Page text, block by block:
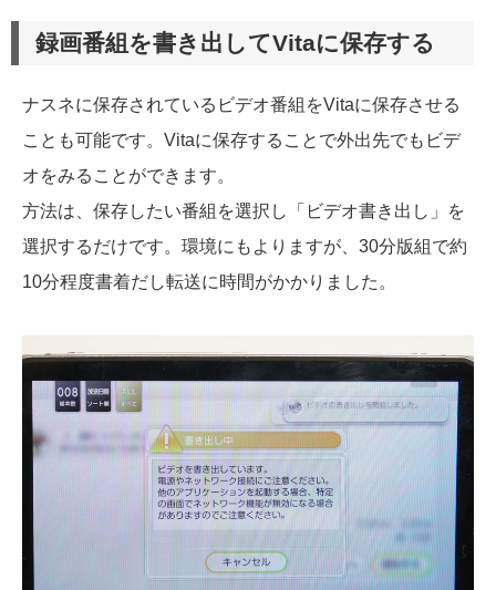
録画番組を書き出してVitaに保存する
ナスネに保存されているビデオ番組をVitaに保存させる
ことも可能です。Vitaに保存することで外出先でもビデ
オをみることができます。
方法は、保存したい番組を選択し「ビデオ書き出し」を
選択するだけです。環境にもよりますが、30分版組で約
10分程度書着だし転送に時間がかかりました。